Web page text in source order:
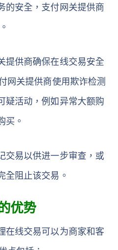
的安全，支付网关提供商
提供商确保在线交易安全
网关提供商使用欺诈检测
疑活动，例如异常大额购
买。
交易以供进一步审查，或
全阻止该交易。
优势
在线交易可以为商家和客